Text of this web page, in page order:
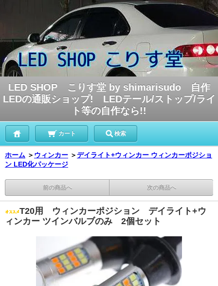
LED SHOP こりす堂 by shimarisudo 自作
LEDの通販ショップ! LEDテール/ストップ/ライ
ト等の自作なら!!
カート 検索
ホーム ＞ ウィンカー ＞デイライト+ウィンカー ウィンカーポジショ
ン LED化パッケージ
前の商品へ 次の商品へ
T20用 ウィンカーポジション デイライト+ウ
ィンカー ツインバルブのみ 2個セット